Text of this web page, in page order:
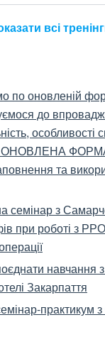
всі
по оновленій
до
особливості
ОНОВЛЕНА
та
семінар з
при роботі з
навчання
Закарпаття
практикум